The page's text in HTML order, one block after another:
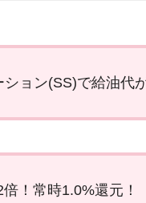
ョン(SS)で給油代
！常時1.0%還元！